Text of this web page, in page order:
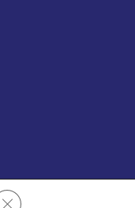
Cerrar el banner de